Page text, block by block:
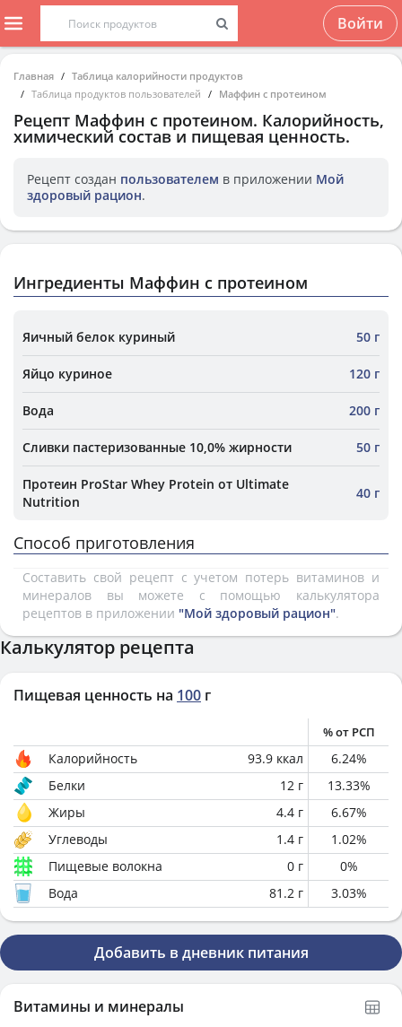
Войти
Главная
Таблица калорийности продуктов
Таблица продуктов пользователей
Маффин с протеином
Рецепт Маффин с протеином. Калорийность,
химический состав и пищевая ценность.
Рецепт создан пользователем в приложении Мой
здоровый рацион.
Ингредиенты Маффин с протеином
Яичный белок куриный 50 г
Яйцо куриное 120 г
Вода 200 г
Сливки пастеризованные 10,0% жирности 50 г
Протеин ProStar Whey Protein от Ultimate
Nutrition
40 г
Способ приготовления
Составить свой рецепт с учетом потерь витаминов и
минералов вы можете с помощью калькулятора
рецептов в приложении "Мой здоровый рацион".
Калькулятор рецепта
Пищевая ценность на 100 г
% от РСП
Калорийность 93.9 ккал 6.24%
Белки
12 г 13.33%
Жиры
4.4 г 6.67%
Углеводы
1.4 г 1.02%
Пищевые волокна
0 г 0%
Вода
81.2 г 3.03%
Добавить в дневник питания
Витамины и минералы